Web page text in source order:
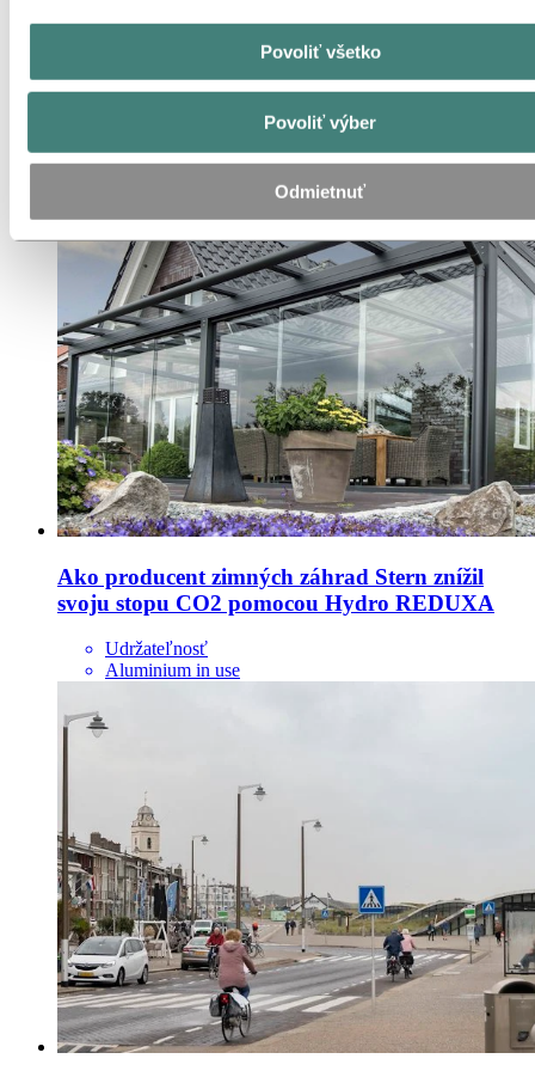
Povoliť všetko
Povoliť výber
Odmietnuť
Zníženie uhlíkovej stopy kočíka pomocou
Hydro REDUXA
Udržateľnosť
Ako producent zimných záhrad Stern znížil
svoju stopu CO2 pomocou Hydro REDUXA
Udržateľnosť
Aluminium in use